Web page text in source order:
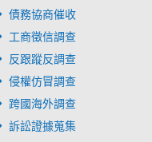
債務協商催收
工商徵信調查
反跟蹤反調查
侵權仿冒調查
跨國海外調查
訴訟證據蒐集